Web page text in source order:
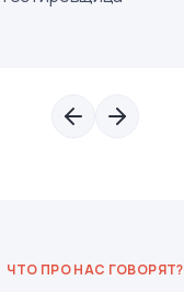
ЧТО ПРО НАС ГОВОРЯТ?